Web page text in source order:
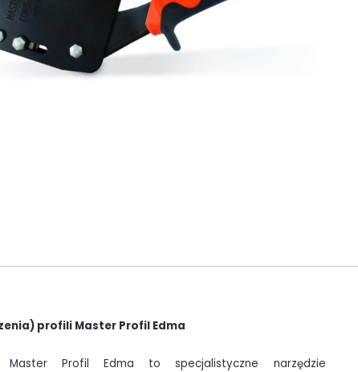
profili Master Profil Edma
Master Profil Edma to specjalistyczne narzędzie